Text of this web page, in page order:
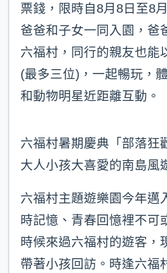
票錢，限時自8月8日至8
爸爸和子女一同入園，爸
六福村，同行的親友也能
(最多三位)，一起暢玩，
和動物明星近距離互動。
六福村暑期慶典「部落狂
大人小孩大喜愛的南島風
六福村主題遊樂園今年邁
時記憶、青春回憶裡不可
時候來過六福村的遊客，
帶著小孩回訪。時逢六福